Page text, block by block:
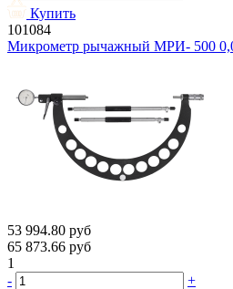
Купить
101084
Микрометр рычажный МРИ- 500
53 994.80 руб
65 873.66 руб
1
-
+